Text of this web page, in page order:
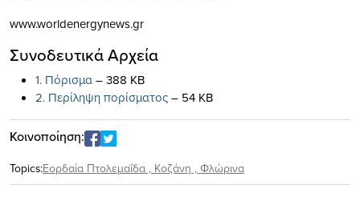
www.worldenergynews.gr
Συνοδευτικά Αρχεία
1. Πόρισμα– 388 KB
2. Περίληψη πορίσματος– 54 KB
Κοινοποίηση:
Topics:Εορδαία Πτολεμαΐδα , Κοζάνη , Φλώρινα